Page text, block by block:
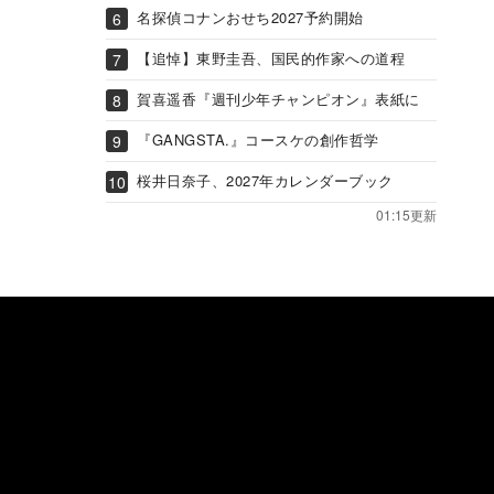
名探偵コナンおせち2027予約開始
【追悼】東野圭吾、国民的作家への道程
賀喜遥香『週刊少年チャンピオン』表紙に
『GANGSTA.』コースケの創作哲学
桜井日奈子、2027年カレンダーブック
01:15更新